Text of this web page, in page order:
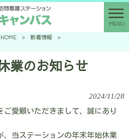
MENU
> 新着情報
>
業のお知らせ
2024/11/28
ご愛顧いただきまして、誠にあり
、当ステーションの年末年始休業